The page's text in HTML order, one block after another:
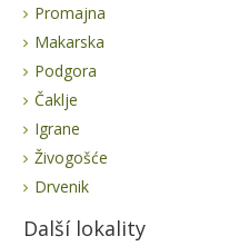
Promajna
Makarska
Podgora
Čaklje
Igrane
Živogošće
Drvenik
Další lokality